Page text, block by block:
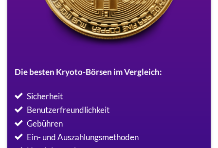
Die besten Kryoto-Börsen im Vergleich:
Sicherheit
Benutzerfreundlichkeit
Gebühren
Ein- und Auszahlungsmethoden